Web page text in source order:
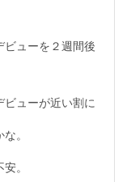
ューを２週間後
ューが近い割に
。
。